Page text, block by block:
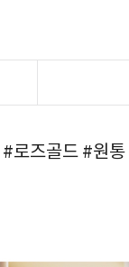
#로즈골드 #원통